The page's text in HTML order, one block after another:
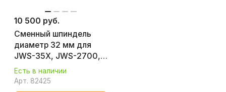
10 500 руб.
Сменный шпиндель
диаметр 32 мм для
JWS-35X, JWS-2700,
PM-2500/2700 JET
JWS35X-SAAE
Есть в наличии
Арт. 82425